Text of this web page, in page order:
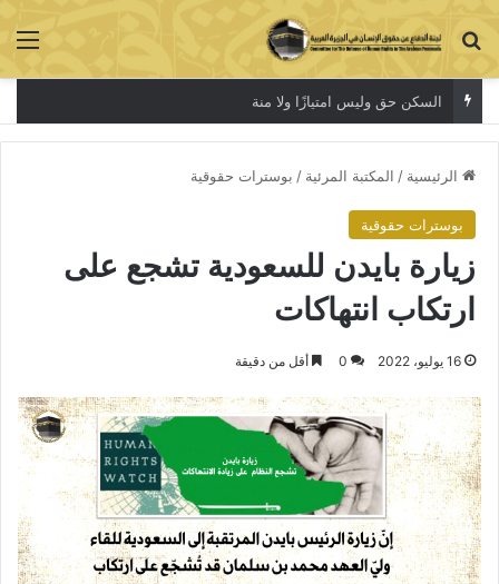
بحث عن
السكن حق وليس امتيازًا ولا منة
الرئيسية / المكتبة المرئية / بوسترات حقوقية
بوسترات حقوقية
زيارة بايدن للسعودية تشجع على
ارتكاب انتهاكات
16 يوليو، 2022 0 أقل من دقيقة